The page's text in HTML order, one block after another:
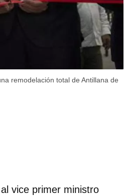
remodelación total de Antillana de
vice primer ministro